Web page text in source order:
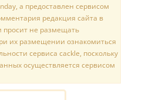
а предоставлен сервисом
редакция сайта в
просит не размещать
их размещении ознакомиться
сервиса cackle, поскольку
осуществляется сервисом